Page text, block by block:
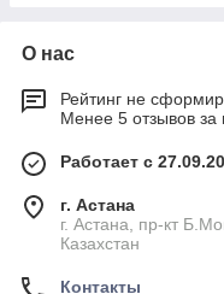
О нас
Рейтинг не
Менее 5 отзывов за
Работает с
г. Астана
г. Астана, пр-кт
Казахстан
Контакты